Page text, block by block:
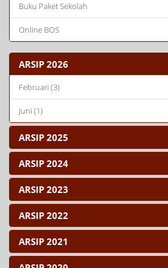
Buku Paket Sekolah
Online BOS
ARSIP 2026
Februari (3)
Juni (1)
ARSIP 2025
ARSIP 2024
ARSIP 2023
ARSIP 2022
ARSIP 2021